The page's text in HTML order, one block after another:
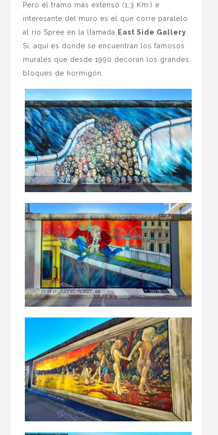
Pero el tramo más extenso (1,3 Km.) e
interesante del muro es el que corre paralelo
al río Spree en la llamada East Side Gallery
Sí, aquí es donde se encuentran los famosos
murales que desde 1990 decoran los grandes
bloques de hormigón.